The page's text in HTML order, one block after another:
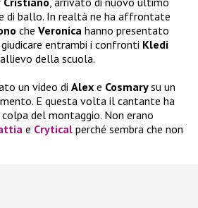
di ballo. In realtà ne ha affrontate
che Veronica hanno presentato
entrambi i confronti Kledi
della scuola.
un video di Alex e Cosmarysu un
E questa volta il cantante ha
del montaggio. Non erano
e Crytical perché sembra che non